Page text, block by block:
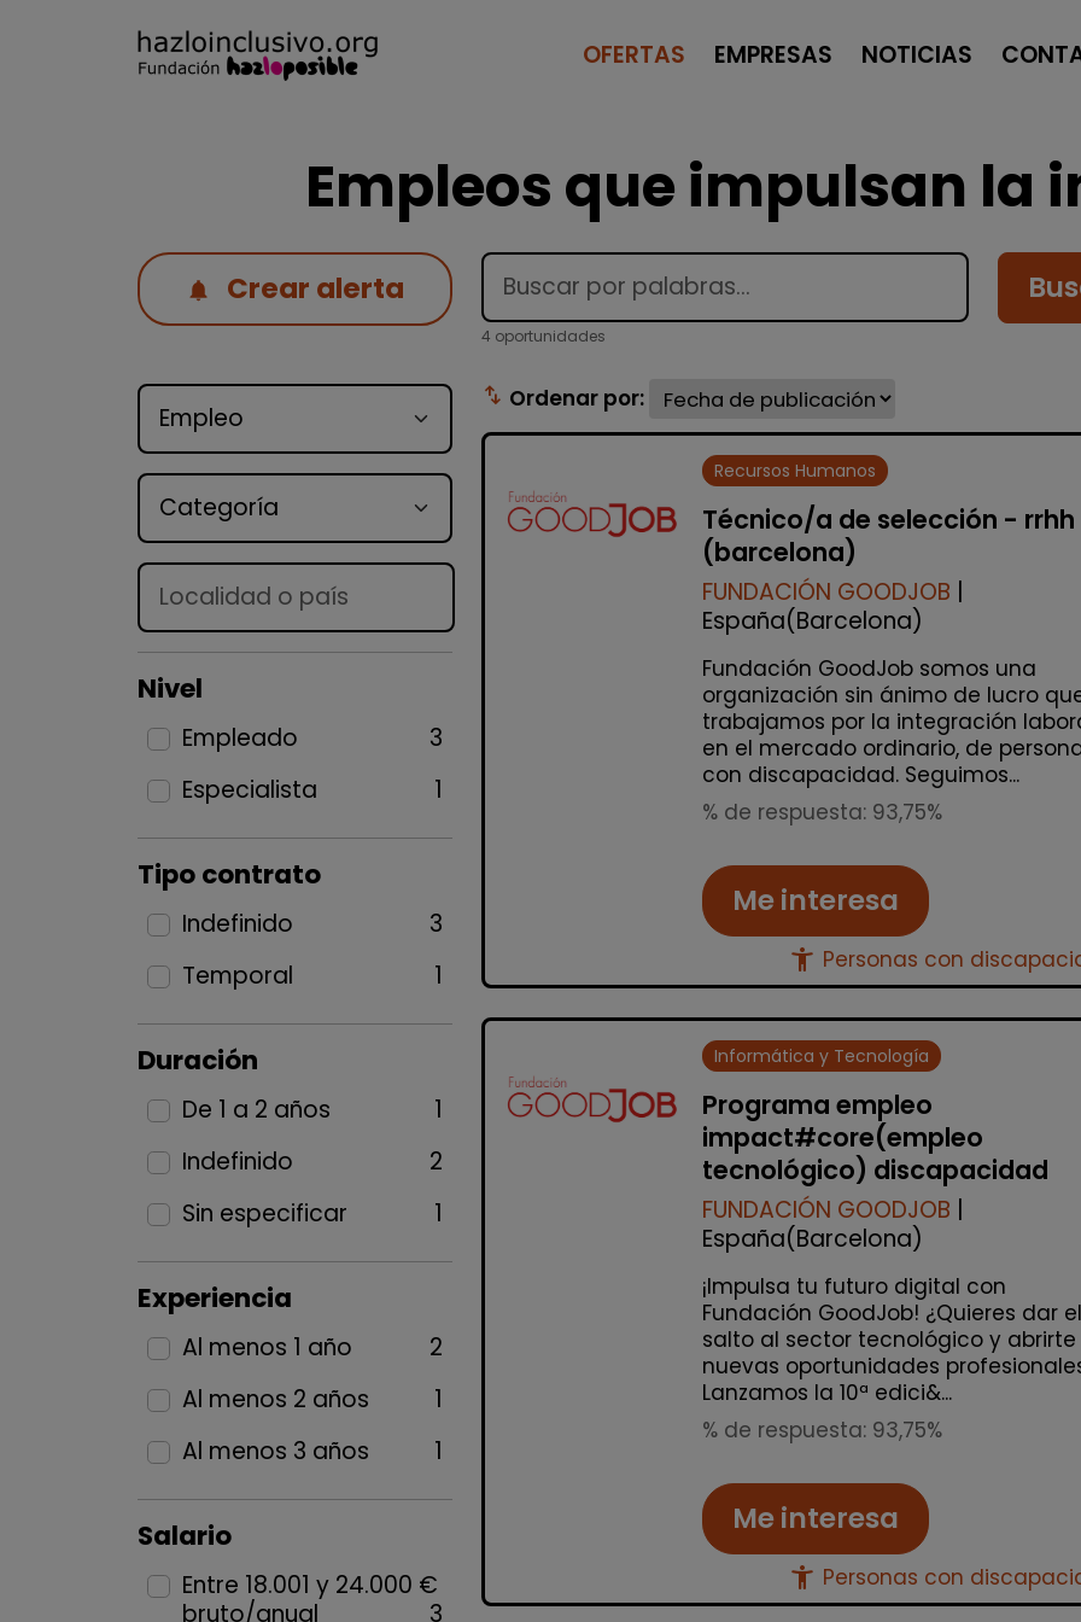
OFERTAS EMPRESAS NOTICIAS
Empleos que impulsan la
Crear alerta
Tipo de oferta
Categoría
Lugar
Nivel
Empleado
3
Especialista
1
Tipo contrato
Indefinido
3
Temporal
1
Duración
De 1 a 2 años
1
Indefinido
2
Sin especificar
1
Experiencia
Al menos 1 año
2
Al menos 2 años
1
Al menos 3 años
1
Salario
Entre 18.001 y 24.000 €
bruto/anual
3
4 oportunidades
swap_vert Ordenar por:
Recursos Humanos
Técnico/a de selección - rrhh
(barcelona)
FUNDACIÓN GOODJOB |
España(Barcelona)
Fundación GoodJob somos una
organización sin ánimo de lucro
trabajamos por la integración
en el mercado ordinario, de
con discapacidad. Seguimos...
% de respuesta: 93,75%
Me interesa
accessibility_new Personas con
Informática y Tecnología
Programa empleo
impact#core(empleo
tecnológico) discapacidad
FUNDACIÓN GOODJOB |
España(Barcelona)
¡Impulsa tu futuro digital con
Fundación GoodJob! ¿Quieres dar el
salto al sector tecnológico y abrirte
nuevas oportunidades
Lanzamos la 10ª edici&...
% de respuesta: 93,75%
Me interesa
accessibility_new Personas con